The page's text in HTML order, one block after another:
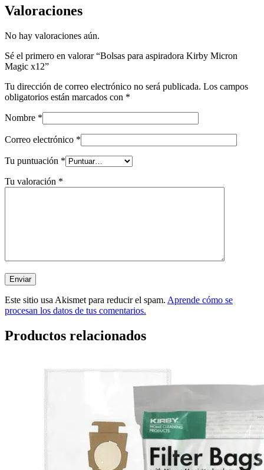
Valoraciones
No hay valoraciones aún.
Sé el primero en valorar “Bolsas para aspiradora Kirby Micron
Magic x12”
Tu dirección de correo electrónico no será publicada. Los campos
obligatorios están marcados con *
Nombre *
Correo electrónico *
Tu puntuación *
Tu valoración *
Este sitio usa Akismet para reducir el spam. Aprende cómo se
procesan los datos de tus comentarios.
Productos relacionados